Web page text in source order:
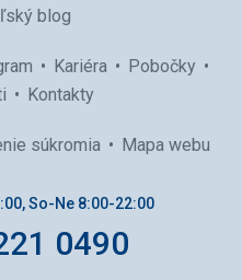
blog
Kariéra
Pobočky
Kontakty
súkromia Mapa webu
So-Ne 8:00-22:00
0490